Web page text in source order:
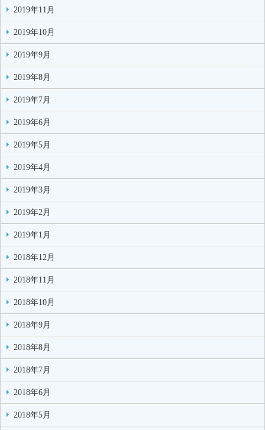
2019年11月
2019年10月
2019年9月
2019年8月
2019年7月
2019年6月
2019年5月
2019年4月
2019年3月
2019年2月
2019年1月
2018年12月
2018年11月
2018年10月
2018年9月
2018年8月
2018年7月
2018年6月
2018年5月